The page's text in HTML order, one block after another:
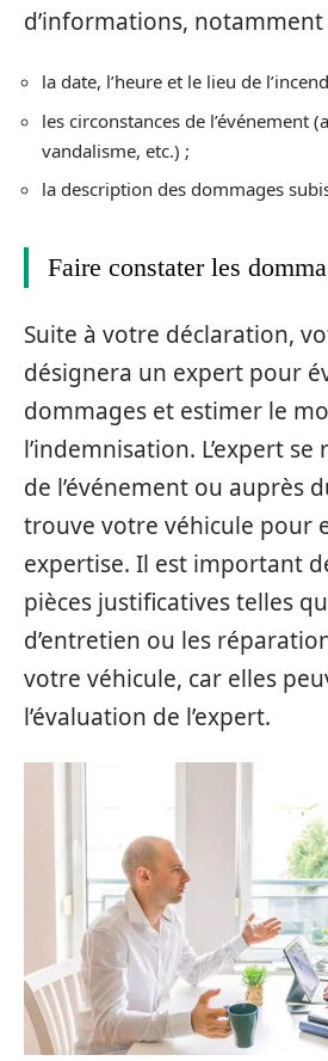
d’informations, notamment
la date, l’heure et le lieu de
les circonstances de l’événement
vandalisme, etc.) ;
la description des dommages
Faire constater les
Suite à votre déclaration,
désignera un expert pour
dommages et estimer le
l’indemnisation. L’expert
de l’événement ou auprès
trouve votre véhicule pour
expertise. Il est important
pièces justificatives telles
d’entretien ou les
votre véhicule, car elles
l’évaluation de l’expert.